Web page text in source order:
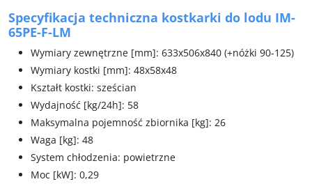
Specyfikacja techniczna kostkarki do lodu IM-
65PE-F-LM
Wymiary zewnętrzne [mm]: 633x506x840 (+nóżki 90-125)
Wymiary kostki [mm]: 48x58x48
Kształt kostki: sześcian
Wydajność [kg/24h]: 58
Maksymalna pojemność zbiornika [kg]: 26
Waga [kg]: 48
System chłodzenia: powietrzne
Moc [kW]: 0,29